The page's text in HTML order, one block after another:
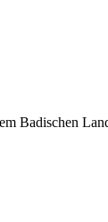
Badischen